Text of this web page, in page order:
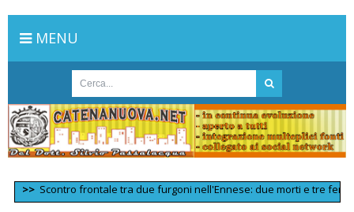
MENU
Scontro frontale tra due furgoni nell'Ennese: due morti e tre feriti gravi